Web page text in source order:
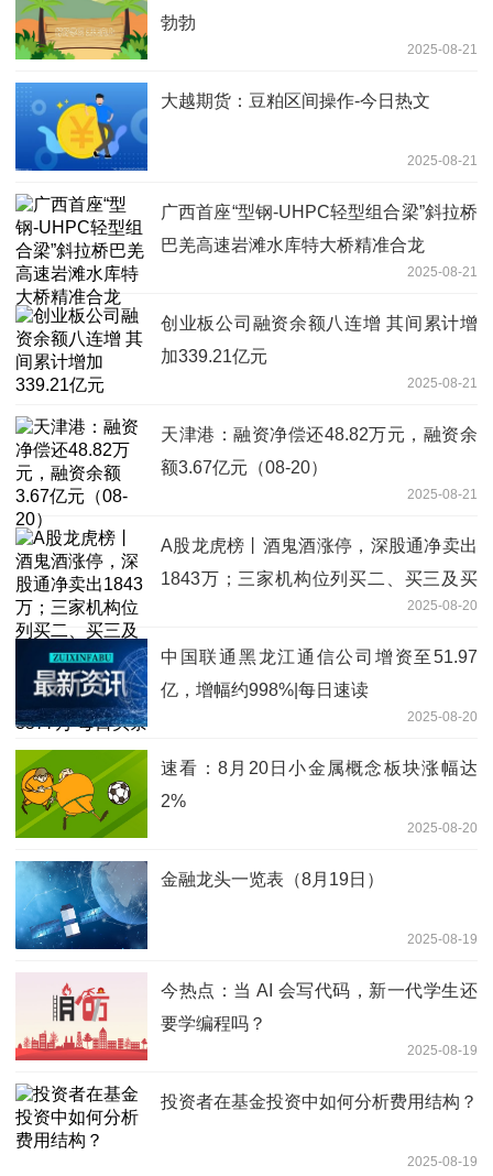
勃勃
2025-08-21
大越期货：豆粕区间操作-今日热文
2025-08-21
广西首座“型钢-UHPC轻型组合梁”斜拉桥
巴羌高速岩滩水库特大桥精准合龙
2025-08-21
创业板公司融资余额八连增 其间累计增
加339.21亿元
2025-08-21
天津港：融资净偿还48.82万元，融资余
额3.67亿元（08-20）
2025-08-21
A股龙虎榜丨酒鬼酒涨停，深股通净卖出
1843万；三家机构位列买二、买三及买
四席位，净买入1.66亿；游资山东帮净买
入3577万 每日头条
2025-08-20
中国联通黑龙江通信公司增资至51.97
亿，增幅约998%|每日速读
2025-08-20
速看：8月20日小金属概念板块涨幅达
2%
2025-08-20
金融龙头一览表（8月19日）
2025-08-19
今热点：当 AI 会写代码，新一代学生还
要学编程吗？
2025-08-19
投资者在基金投资中如何分析费用结构？
2025-08-19